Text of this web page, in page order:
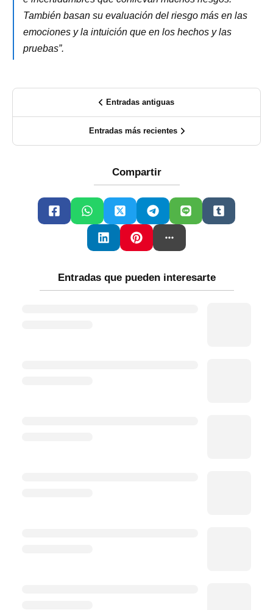
También basan su evaluación del riesgo más en las
emociones y la intuición que en los hechos y las
pruebas”.
Entradas antiguas
Entradas más recientes
Compartir
Entradas que pueden interesarte